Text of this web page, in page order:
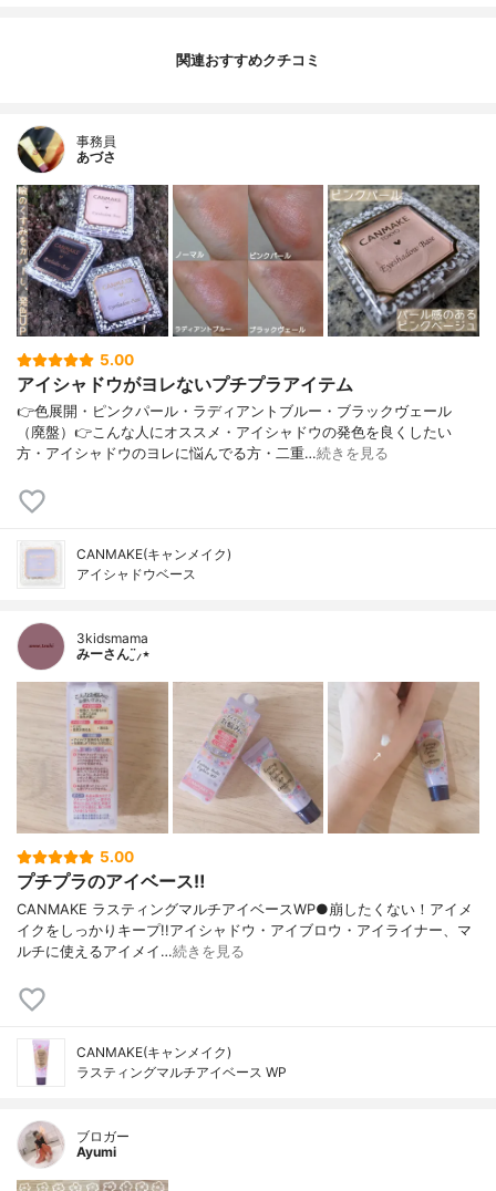
関連おすすめクチコミ
事務員
あづさ
5.00
アイシャドウがヨレないプチプラアイテム
👉色展開・ピンクパール・ラディアントブルー・ブラックヴェール
（廃盤）👉こんな人にオススメ・アイシャドウの発色を良くしたい
方・アイシャドウのヨレに悩んでる方・二重…続きを見る
CANMAKE(キャンメイク)
アイシャドウベース
3kidsmama
みーさん¨̮⸝⋆
5.00
プチプラのアイベース‼︎
CANMAKE ラスティングマルチアイベースWP●崩したくない！アイメ
イクをしっかりキープ!!アイシャドウ・アイブロウ・アイライナー、マ
ルチに使えるアイメイ…続きを見る
CANMAKE(キャンメイク)
ラスティングマルチアイベース WP
ブロガー
Ayumi